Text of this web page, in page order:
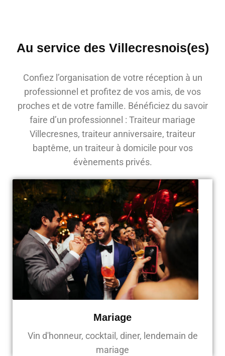
Au service des Villecresnois(es)
Confiez l’organisation de votre réception à un
professionnel et profitez de vos amis, de vos
proches et de votre famille. Bénéficiez du savoir
faire d’un professionnel : Traiteur mariage
Villecresnes, traiteur anniversaire, traiteur
baptême, un traiteur à domicile pour vos
évènements privés.
Mariage
Vin d'honneur, cocktail, diner, lendemain de
mariage